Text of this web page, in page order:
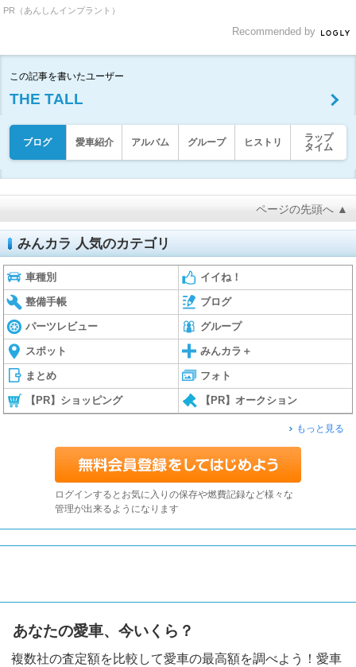
PR（あんしんインプラント）
Recommended by
この記事を書いたユーザー
THE TALL
ブログ 愛車紹介 アルバム グループ ヒストリ
ラップ
タイム
ページの先頭へ ▲
みんカラ 人気のカテゴリ
車種別 イイね！
整備手帳 ブログ
パーツレビュー グループ
スポット みんカラ＋
まとめ フォト
【PR】ショッピング 【PR】オークション
もっと見る
ログインするとお気に入りの保存や燃費記録など様々な
管理が出来るようになります
あなたの愛車、今いくら？
複数社の査定額を比較して愛車の最高額を調べよう！愛車